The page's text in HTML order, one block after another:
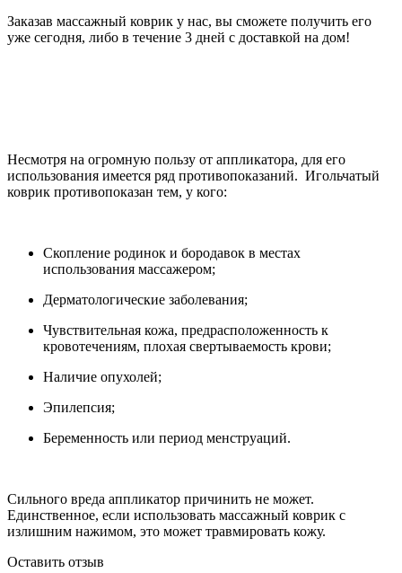
Заказав массажный коврик у нас, вы сможете получить его
уже сегодня, либо в течение 3 дней с доставкой на дом!
Несмотря на огромную пользу от аппликатора, для его
использования имеется ряд противопоказаний. Игольчатый
коврик противопоказан тем, у кого:
Скопление родинок и бородавок в местах
использования массажером;
Дерматологические заболевания;
Чувствительная кожа, предрасположенность к
кровотечениям, плохая свертываемость крови;
Наличие опухолей;
Эпилепсия;
Беременность или период менструаций.
Сильного вреда аппликатор причинить не может.
Единственное, если использовать массажный коврик с
излишним нажимом, это может травмировать кожу.
Оставить отзыв